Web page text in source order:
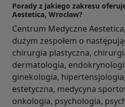
Porady z jakiego zakresu
Aestetica, Wrocław?
Centrum Medyczne
dużym zespołem o
chirurgia plastyczna,
dermatologia,
ginekologia,
estetyczna, medycyna
onkologia, psychologia,